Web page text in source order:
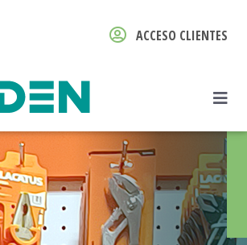
ACCESO CLIENTES